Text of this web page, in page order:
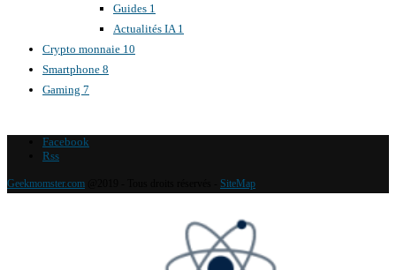
Guides 1
Actualités IA 1
Crypto monnaie 10
Smartphone 8
Gaming 7
Facebook
Rss
Geekmomster.com SiteMap